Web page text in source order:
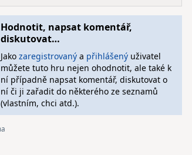
Hodnotit, napsat komentář,
diskutovat…
Jako zaregistrovanýa přihlášenýuživatel
můžete tuto hru nejen ohodnotit, ale také k
ní případně napsat komentář, diskutovat o
ní či ji zařadit do některého ze seznamů
(vlastním, chci atd.).